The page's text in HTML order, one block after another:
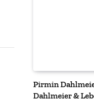
Pirmin
Dahlmeier &